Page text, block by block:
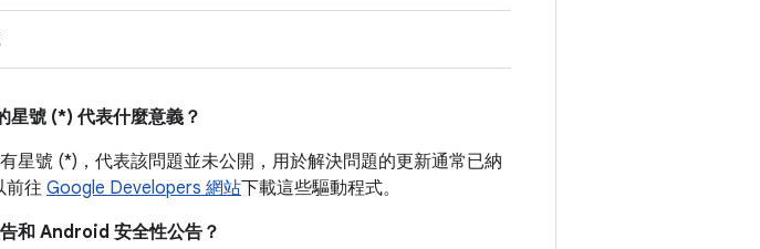
號 (*) 代表什麼意義？
星號 (*)，代表該問題並未公開，用於解決問題的更新通常已納
前往 Google Developers 網站下載這些驅動程式。
和 Android 安全性公告？